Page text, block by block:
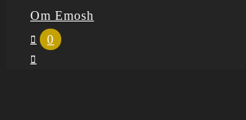
Om Emosh
0